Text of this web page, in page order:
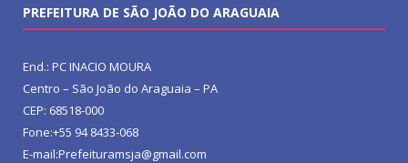
PREFEITURA DE SÃO JOÃO DO ARAGUAIA
End.: PC INACIO MOURA
Centro – São João do Araguaia – PA
CEP: 68518-000
Fone:+55 94 8433-068
E-mail:Prefeituramsja@gmail.com